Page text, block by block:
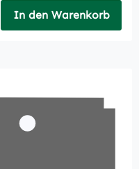
In den Warenkorb